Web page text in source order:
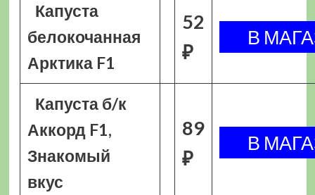
Капуста
белокочанная
Арктика F1
52
₽
Капуста б/к
Аккорд F1,
Знакомый
вкус
89
₽